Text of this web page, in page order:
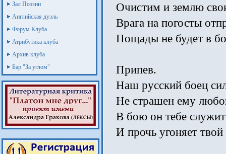
Зал Поэзии
Английская дуэль
Форум Клуба
Атрибутика клуба
Архив клуба
Бар "За углом"
Очистим и землю
Врага на погосты
Пощады не будет в
Припев.
Наш русский боец
Не страшен ему
В бою он тебе
И прочь угоняет твой